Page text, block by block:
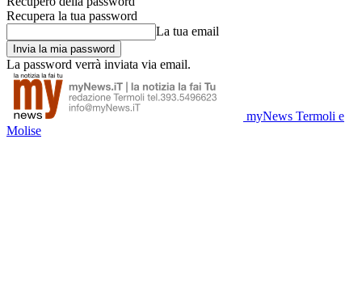
Recupera la tua password
La tua email
La password verrà inviata via email.
myNews Termoli e
Molise